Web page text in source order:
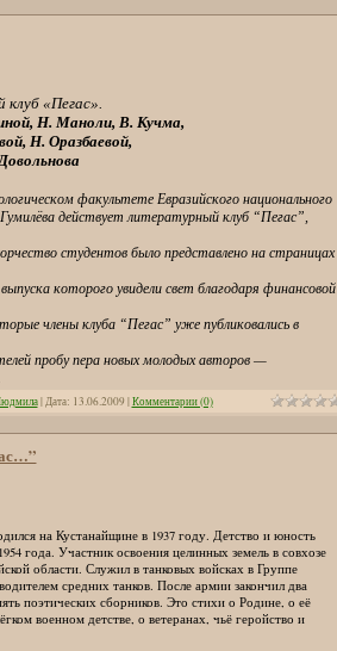
«Пегас».
Н. Маноли, В. Кучма,
Н. Оразбаевой,
факультете Евразийского национального
действует литературный клуб “Пегас”,
студентов было представлено на страницах
которого увидели свет благодаря финансовой
члены клуба “Пегас” уже публиковались в
пробу пера новых молодых авторов —
| Дата: 13.06.2009|Комментарии (0)
на Кустанайщине в 1937 году. Детство и юность
года. Участник освоения целинных земель в совхозе
области. Служил в танковых войсках в Группе
средних танков. После армии закончил два
поэтических сборников. Это стихи о Родине, о её
военном детстве, о ветеранах, чьё геройство и